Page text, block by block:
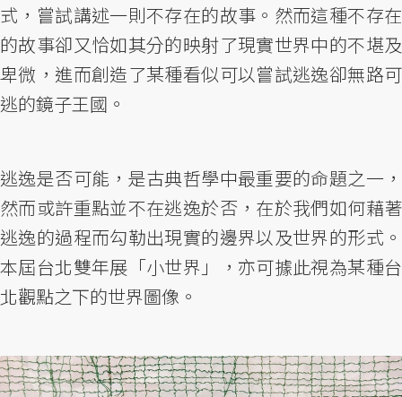
式，嘗試講述一則不存在的故事。然而這種不存在
的故事卻又恰如其分的映射了現實世界中的不堪及
卑微，進而創造了某種看似可以嘗試逃逸卻無路可
逃的鏡子王國。
逃逸是否可能，是古典哲學中最重要的命題之一，
然而或許重點並不在逃逸於否，在於我們如何藉著
逃逸的過程而勾勒出現實的邊界以及世界的形式。
本屆台北雙年展「小世界」，亦可據此視為某種台
北觀點之下的世界圖像。